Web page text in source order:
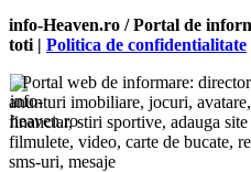
info-Heaven.ro / Portal de
toti | Politica de confidentialitate
Portal web de informare:
anunturi imobiliare, jocuri,
financiar, stiri sportive, adauga
filmulete, video, carte de bucate,
sms-uri, mesaje